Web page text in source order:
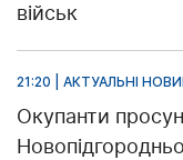
військ
21:20 | АКТУАЛЬНІ
Окупанти